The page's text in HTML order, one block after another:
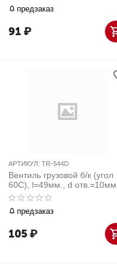
предзаказ
91₽
АРТИКУЛ: TR-544D
Вентиль грузовой б/к (угол
60С), l=49мм., d отв.=10мм.,
1шт.
предзаказ
105₽